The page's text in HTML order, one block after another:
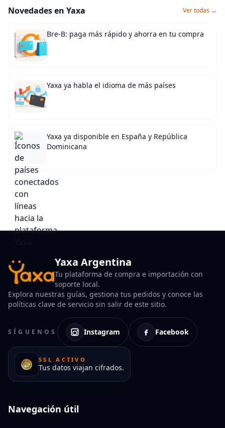
Novedades en Yaxa Ver todas →
Bre-B: paga más rápido y ahorra en tu compra
Yaxa ya habla el idioma de más países
Yaxa ya disponible en España y República
Dominicana
Yaxa Argentina
Tu plataforma de compra e importación con
soporte local.
Explora nuestras guías, gestiona tus pedidos y conoce las
políticas clave de servicio sin salir de este sitio.
SÍGUENOS Instagram Facebook
SSL ACTIVO
Tus datos viajan cifrados.
Navegación útil